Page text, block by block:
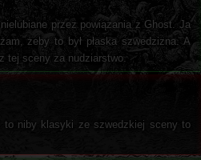
przez powiązania z Ghost. Ja
żeby to był płaska szwedzizna. A
tej sceny za nudziarstwo.
to niby klasyki ze szwedzkiej sceny to